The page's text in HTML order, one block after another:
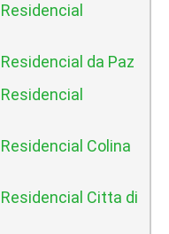
da Paz
Colina
Citta di